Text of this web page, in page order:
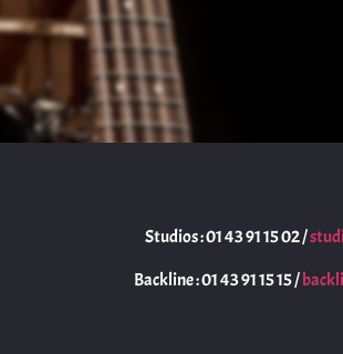
Studios : 01 43 91 15 02 /
Backline : 01 43 91 15 15 /